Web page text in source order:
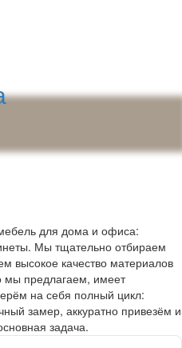
для дома и офиса:
Мы тщательно отбираем
высокое качество материалов
мы предлагаем, имеет
на себя полный цикл:
замер, аккуратно привезём и
задача.